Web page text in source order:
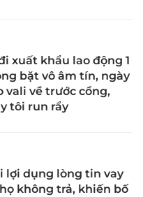
xuất khẩu lao động 1
bặt vô âm tín, ngày
vali về trước cổng,
tôi run rẩy
lợi dụng lòng tin vay
không trả, khiến bố